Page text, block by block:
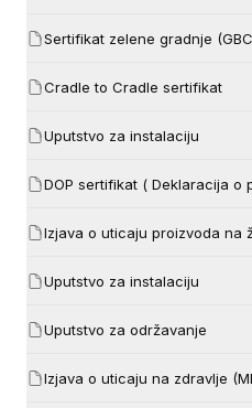
Sertifikat zelene gradnje
Cradle to Cradle sertifikat
Uputstvo za instalaciju
DOP sertifikat ( Deklaracija o
Izjava o uticaju proizvoda na
Uputstvo za instalaciju
Uputstvo za održavanje
Izjava o uticaju na zdravlje